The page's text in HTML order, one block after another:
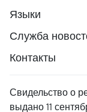
Языки
Служба
Контакты
Свидельство о
выдано 11